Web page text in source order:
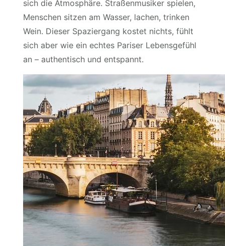
sich die Atmosphäre. Straßenmusiker spielen,
Menschen sitzen am Wasser, lachen, trinken
Wein. Dieser Spaziergang kostet nichts, fühlt
sich aber wie ein echtes Pariser Lebensgefühl
an – authentisch und entspannt.